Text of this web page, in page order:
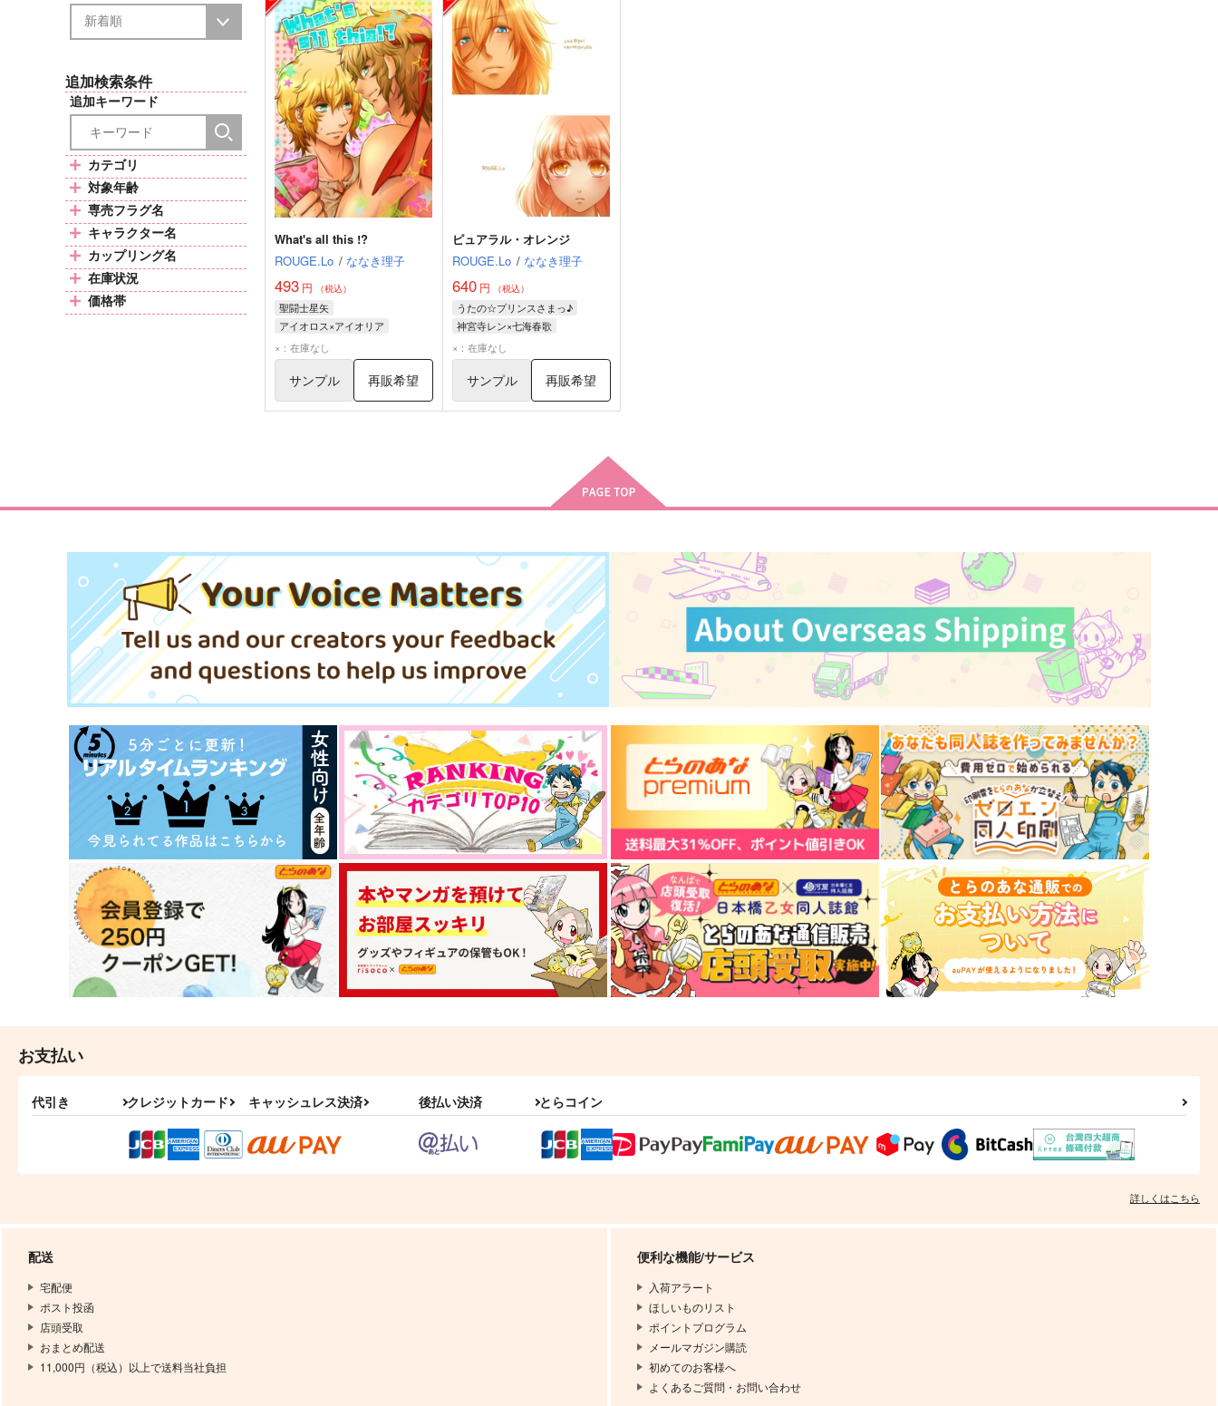
追加検索条件
追加キーワード
カテゴリ
対象年齢
専売フラグ名
キャラクター名
カップリング名
在庫状況
価格帯
What's all this !?
ROUGE.Lo / ななき理子
493 円 （税込）
聖闘士星矢
アイオロス×アイオリア
アイオロス
×：在庫なし
サンプル 再販希望
ピュアラル・オレンジ
ROUGE.Lo / ななき理子
640円 （税込）
うたの☆プリンスさまっ♪
神宮寺レン×七海春歌
×：在庫なし
サンプル 再販希望
お支払い
代引き クレジットカード キャッシュレス決済 後払い決済 とらコイン
詳しくはこちら
配送
宅配便
ポスト投函
店頭受取
おまとめ配送
11,000円（税込）以上で送料当社負担
便利な機能/サービス
入荷アラート
ほしいものリスト
ポイントプログラム
メールマガジン購読
初めてのお客様へ
よくあるご質問・お問い合わせ